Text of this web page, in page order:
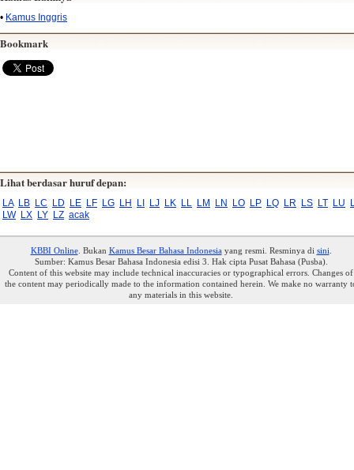
• Kamus Inggris
Bookmark
Lihat berdasar huruf depan:
LA LB LC LD LE LF LG LH LI LJ LK LL LM LN LO LP LQ LR LS LT LU
LW LX LY LZ acak
KBBI Online. Bukan Kamus Besar Bahasa Indonesiayang resmi. Resminya di sini
Sumber: Kamus Besar Bahasa Indonesia edisi 3. Hak cipta Pusat Bahasa (Pusba).
Content of this website may include technical inaccuracies or typographical errors. Changes of
the content may periodically made to the information contained herein. We make no warranty
any materials in this website.